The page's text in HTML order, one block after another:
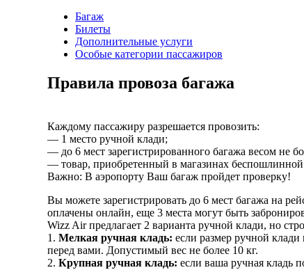
Багаж
Билеты
Дополнительные услуги
Особые категории пассажиров
Правила провоза багажа
Каждому пассажиру разрешается провозить:
— 1 место ручной клади;
— до 6 мест зарегистрированного багажа весом не
— товар, приобретенный в магазинах беспошлинной
Важно: В аэропорту Ваш багаж пройдет проверку!
Вы можете зарегистрировать до 6 мест багажа на
оплачены онлайн, еще 3 места могут быть
Wizz Air предлагает 2 варианта ручной клади, но
1. Мелкая ручная кладь: если размер ручной
перед вами. Допустимый вес не более 10 кг.
2. Крупная ручная кладь: если ваша ручная кладь